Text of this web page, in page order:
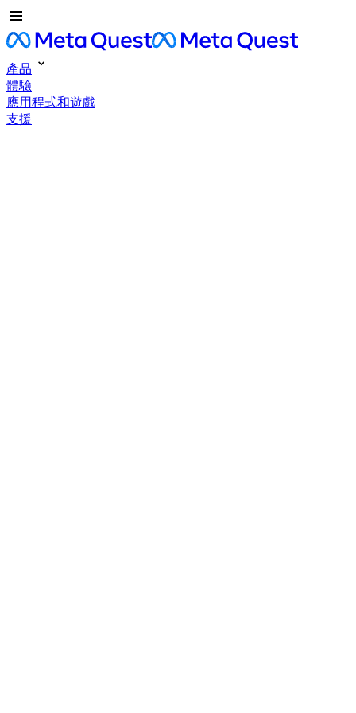
產品
體驗
應用程式和遊戲
支援